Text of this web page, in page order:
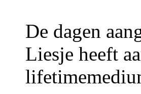
De dagen
Liesje heeft